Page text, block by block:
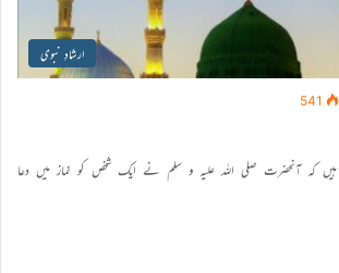
ارشادِ نبوی
541
کہ آنحضرت صلی اللہ علیہ و سلم نے ایک شخص کو نماز میں دعا